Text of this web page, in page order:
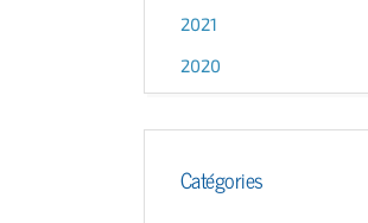
2021
2020
Catégories